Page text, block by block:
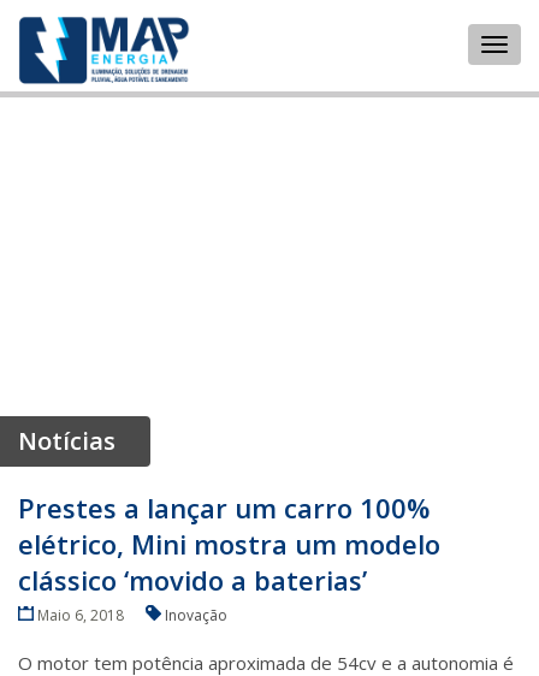
Notícias
Prestes a lançar um carro 100%
elétrico, Mini mostra um modelo
clássico ‘movido a baterias’
Maio 6, 2018 Inovação
O motor tem potência aproximada de 54cv e a autonomia é